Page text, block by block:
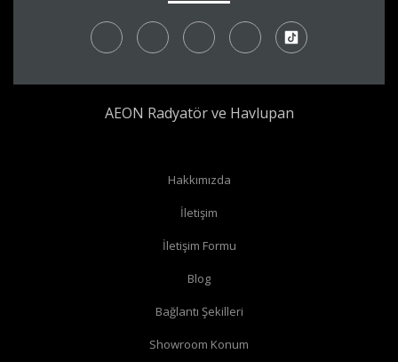
Radyatör borularınız yerden çıkıyor ve radyatörünüzün yan
Radyatör borularınız yerden çıkıyor ve radyatörünüzün alt
düz vanaalabilirsiniz.
Radyatör borularınız duvardan çıkıyor ve radyatörün yan
köşe vana
alabilirsiniz.
AEON Radyatör ve Havlupan
Hakkımızda
İletişim
İletişim Formu
Blog
Bağlantı Şekilleri
Showroom Konum